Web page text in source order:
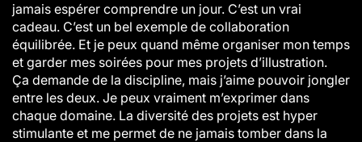
jamais espérer comprendre un jour. C’est un vrai
cadeau. C’est un bel exemple de collaboration
équilibrée. Et je peux quand même organiser mon temps
et garder mes soirées pour mes projets d’illustration.
Ça demande de la discipline, mais j’aime pouvoir jongler
entre les deux. Je peux vraiment m’exprimer dans
chaque domaine. La diversité des projets est hyper
stimulante et me permet de ne jamais tomber dans la